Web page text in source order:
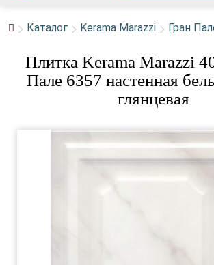
Каталог Kerama Marazzi Гран
Плитка Kerama Marazzi
Пале 6357 настенная
глянцевая